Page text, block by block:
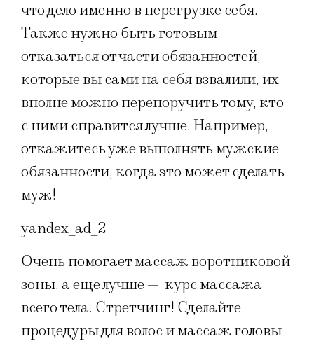
что дело именно в перегрузке себя.
Также нужно быть готовым
отказаться от части обязанностей,
которые вы сами на себя взвалили, их
вполне можно перепоручить тому, кто
с ними справится лучше. Например,
откажитесь уже выполнять мужские
обязанности, когда это может сделать
муж!
yandex_ad_2
Очень помогает массаж воротниковой
зоны, а еще лучше — курс массажа
всего тела. Стретчинг! Сделайте
процедуры для волос и массаж головы